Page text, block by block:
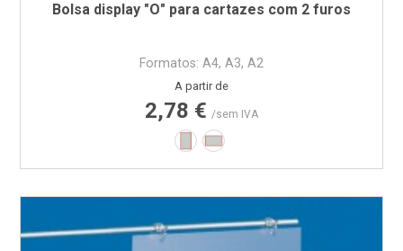
Bolsa display "O" para cartazes com 2 furos
Formatos: A4, A3, A2
Preço
A partir de
2,78 € /sem IVA
VerticalHorizontal